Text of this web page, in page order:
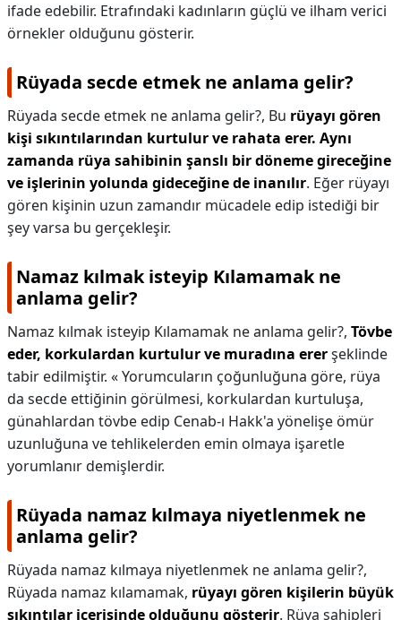
ifade edebilir. Etrafındaki kadınların güçlü ve ilham verici
örnekler olduğunu gösterir.
Rüyada secde etmek ne anlama gelir?
Rüyada secde etmek ne anlama gelir?, Bu rüyayı gören
kişi sıkıntılarından kurtulur ve rahata erer. Aynı
zamanda rüya sahibinin şanslı bir döneme gireceğine
ve işlerinin yolunda gideceğine de inanılır. Eğer rüyayı
gören kişinin uzun zamandır mücadele edip istediği bir
şey varsa bu gerçekleşir.
Namaz kılmak isteyip Kılamamak ne
anlama gelir?
Namaz kılmak isteyip Kılamamak ne anlama gelir?, Tövbe
eder, korkulardan kurtulur ve muradına ererşeklinde
tabir edilmiştir. « Yorumcuların çoğunluğuna göre, rüya
da secde ettiğinin görülmesi, korkulardan kurtuluşa,
günahlardan tövbe edip Cenab-ı Hakk'a yönelişe ömür
uzunluğuna ve tehlikelerden emin olmaya işaretle
yorumlanır demişlerdir.
Rüyada namaz kılmaya niyetlenmek ne
anlama gelir?
Rüyada namaz kılmaya niyetlenmek ne anlama gelir?,
Rüyada namaz kılamamak, rüyayı gören kişilerin büyük
sıkıntılar içerisinde olduğunu gösterir. Rüya sahipleri